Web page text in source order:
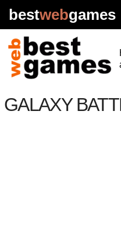
bestwebgames
GALAXY